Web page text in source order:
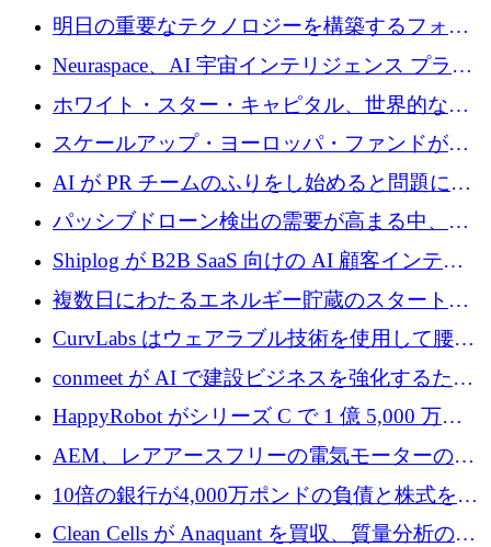
Modal Labsがロンドンオフィスを開設
明日の重要なテクノロジーを構築するフォト
ニクスのスケールアップに対応する
Neuraspace、AI 宇宙インテリジェンス プラッ
トフォームの拡大に 1,560 万ユーロを投資
ホワイト・スター・キャピタル、世界的なス
タートアップをシリーズAからBまで支援する
ために2億5,000万ドルのファンドIVを閉鎖
スケールアップ・ヨーロッパ・ファンドが初
の投資を行い、Iceeyeの10億ユーロのラウンド
を共同主導
AI が PR チームのふりをし始めると問題にな
ります
パッシブドローン検出の需要が高まる中、
Monava が資金調達ラウンドを終了
Shiplog が B2B SaaS 向けの AI 顧客インテリ
ジェンスを構築するために 100 万ドルを調達
複数日にわたるエネルギー貯蔵のスタートア
ップ、Ore Energy が新たな投資ラウンドで
4,300 万ドルを獲得
CurvLabs はウェアラブル技術を使用して腰痛
治療をどのように再考しているか
conmeet が AI で建設ビジネスを強化するため
に 600 万ユーロを調達
HappyRobot がシリーズ C で 1 億 5,000 万ド
ルを獲得し、企業運営向けにエージェント AI
を拡張
AEM、レアアースフリーの電気モーターの革
新を加速するために1,600万ポンドを確保
10倍の銀行が4,000万ポンドの負債と株式を調
達
Clean Cells が Anaquant を買収、質量分析の専